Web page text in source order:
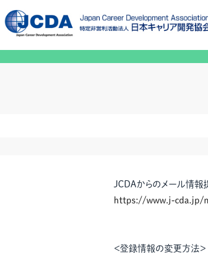
JCDAからのメール情報
https://www.j-cda.jp/
＜登録情報の変更方法＞